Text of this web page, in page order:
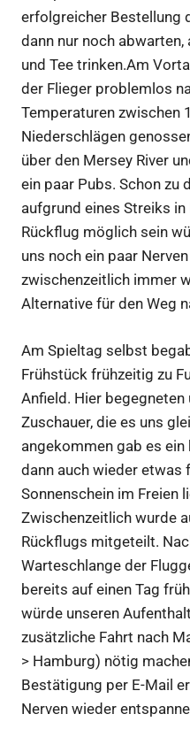
erfolgreicher Bestellung
dann nur noch
und Tee trinken.Am
der Flieger problemlos
Temperaturen zwischen
Niederschlägen
über den Mersey River
ein paar Pubs. Schon zu
aufgrund eines Streiks
Rückflug möglich sein
uns noch ein paar
zwischenzeitlich immer
Alternative für den Weg
Am Spieltag selbst
Frühstück frühzeitig zu
Anfield. Hier
Zuschauer, die es uns
angekommen gab es
dann auch wieder etwas
Sonnenschein im Freien
Zwischenzeitlich wurde
Rückflugs mitgeteilt.
Warteschlange der
bereits auf einen Tag
würde unseren
zusätzliche Fahrt nach
> Hamburg) nötig
Bestätigung per E-Mail
Nerven wieder